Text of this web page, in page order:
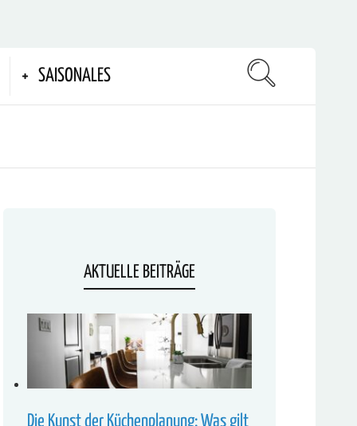
SAISONALES
AKTUELLE BEITRÄGE
Die Kunst der Küchenplanung: Was gilt